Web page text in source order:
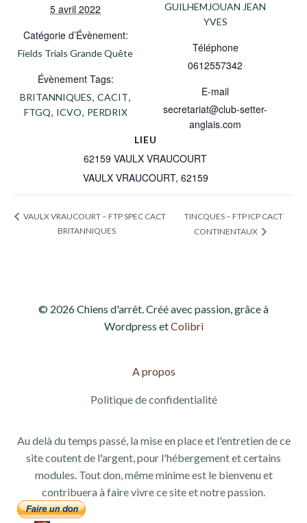
5 avril 2022
Catégorie d’Évènement:
Fields Trials Grande Quête
Évènement Tags:
BRITANNIQUES, CACIT,
FTGQ, ICVO, PERDRIX
LIEU
62159 VAULX VRAUCOURT
VAULX VRAUCOURT, 62159
GUILHEMJOUAN JEAN
YVES
Téléphone
0612557342
E-mail
secretariat@club-setter-
anglais.com
VAULX VRAUCOURT – FTP SPEC CACT
BRITANNIQUES
TINCQUES – FTP ICP CACT
CONTINENTAUX
© 2026 Chiens d'arrêt. Créé avec passion, grâce à
Wordpress etColibri
A propos
Politique de confidentialité
Au delà du temps passé, la mise en place et l'entretien de ce
site coutent de l'argent, pour l'hébergement et certains
modules. Tout don, même minime est le bienvenu et
contribuera à faire vivre ce site et notre passion.